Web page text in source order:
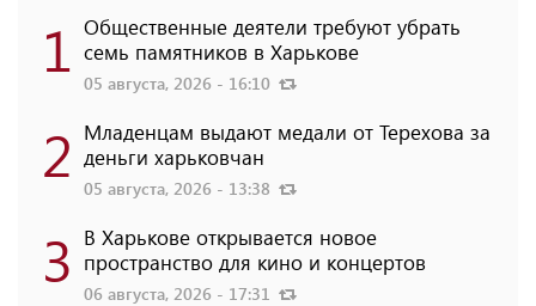
1 Общественные деятели требуют убрать
семь памятников в Харькове
05 августа, 2026 - 16:10
2 Младенцам выдают медали от Терехова за
деньги харьковчан
05 августа, 2026 - 13:38
3 В Харькове открывается новое
пространство для кино и концертов
06 августа, 2026 - 17:31